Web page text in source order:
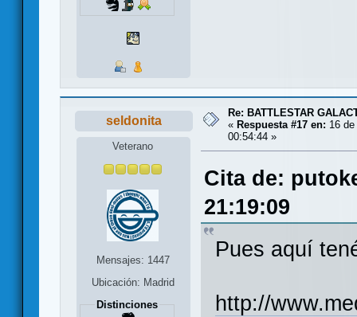
seldonita
Veterano
Mensajes: 1447
Ubicación: Madrid
Distinciones
Re: BATTLESTAR
« Respuesta #17 en: 16
00:54:44 »
Cita de:
21:19:09
Pues aquí
http://